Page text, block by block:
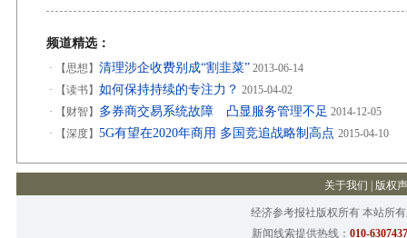
频道精选：
· 【思想】 清理涉企收费别成“割韭菜” 2013-06-14
·
【读书】 如何保持持续的专注力？ 2015-04-02
·
【财智】 多券商交易系统故障 凸显服务管理不足 2014-12-05
·
【深度】 5G有望在2020年商用 多国竞追战略制高点 2015-04-10
关于我们 版权
经济参考报社版权所有 本站所
新闻线索提供热线： 010-